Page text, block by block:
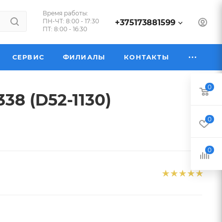
Время работы:
ПН-ЧТ: 8:00 - 17:30
ПТ: 8:00 - 16:30
+375173881599
СЕРВИС ФИЛИАЛЫ КОНТАКТЫ
(D52-1130)
0
0
0